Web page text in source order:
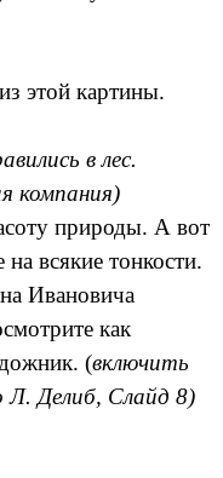
этой картины.
в лес.
компания)
природы. А вот
всякие тонкости.
Ивановича
как
(включить
Л. Делиб, Слайд 8)